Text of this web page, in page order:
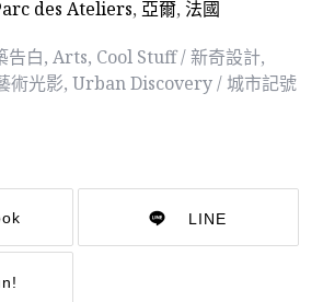
des Ateliers, 亞爾, 法國
白, Arts, Cool Stuff / 新奇設計,
術光影, Urban Discovery / 城市記號
LINE